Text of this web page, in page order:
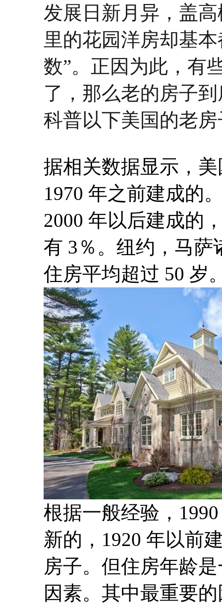
发展日新月异，盖
里的花园洋房却基
数”。正因为此，有
了，那么老的房子
科普以下美国的老
据相关数据显示，
1970 年之前建成的
2000 年以后建成的
有 3％。纽约，马萨
住房平均超过 50 岁
根据一般经验，
新的，1920 年以前
房子。但住房年龄
因素。其中最重要